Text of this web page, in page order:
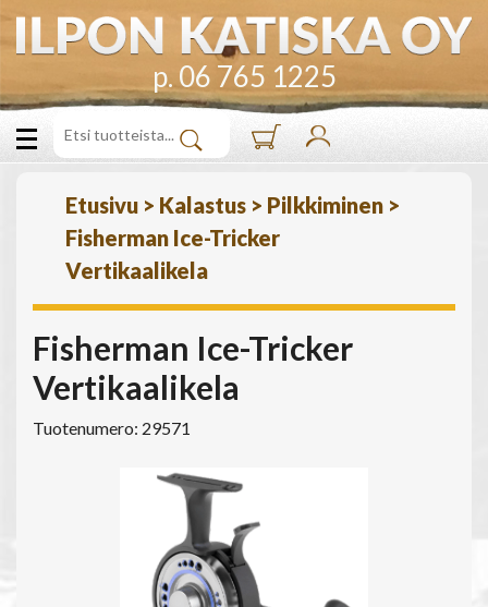
p. 06 765 1225
Etusivu > Kalastus > Pilkkiminen >
Fisherman Ice-Tricker
Vertikaalikela
Fisherman Ice-Tricker
Vertikaalikela
Tuotenumero: 29571